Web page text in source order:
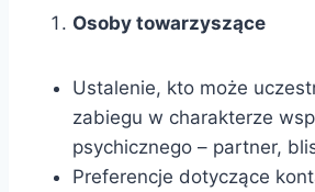
Osoby towarzyszące
Ustalenie, kto może
zabiegu w charakterze
psychicznego – partner,
Preferencje dotyczące